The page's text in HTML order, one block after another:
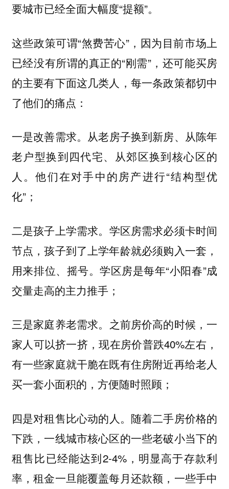
要城市已经全面大幅度“提额”。
这些政策可谓“煞费苦心”，因为目前市场上
已经没有所谓的真正的“刚需”，还可能买房
的主要有下面这几类人，每一条政策都切中
了他们的痛点：
一是改善需求。 从老房子换到新房、从陈年
老户型换到四代宅、从郊区换到核心区的
人。他们在对手中的房产进行“结构型优
化”；
二是孩子上学需求。学区房需求必须卡时间
节点，孩子到了上学年龄就必须购入一套，
用来排位、摇号。学区房是每年“小阳春”成
交量走高的主力推手；
三是家庭养老需求。之前房价高的时候，一
家人可以挤一挤，现在房价普跌40%左右，
有一些家庭就干脆在既有住房附近再给老人
买一套小面积的，方便随时照顾；
四是对租售比心动的人。随着二手房价格的
下跌，一线城市核心区的一些老破小当下的
租售比已经能达到2-4%，明显高于存款利
率，租金一旦能覆盖每月还款额，一些手中